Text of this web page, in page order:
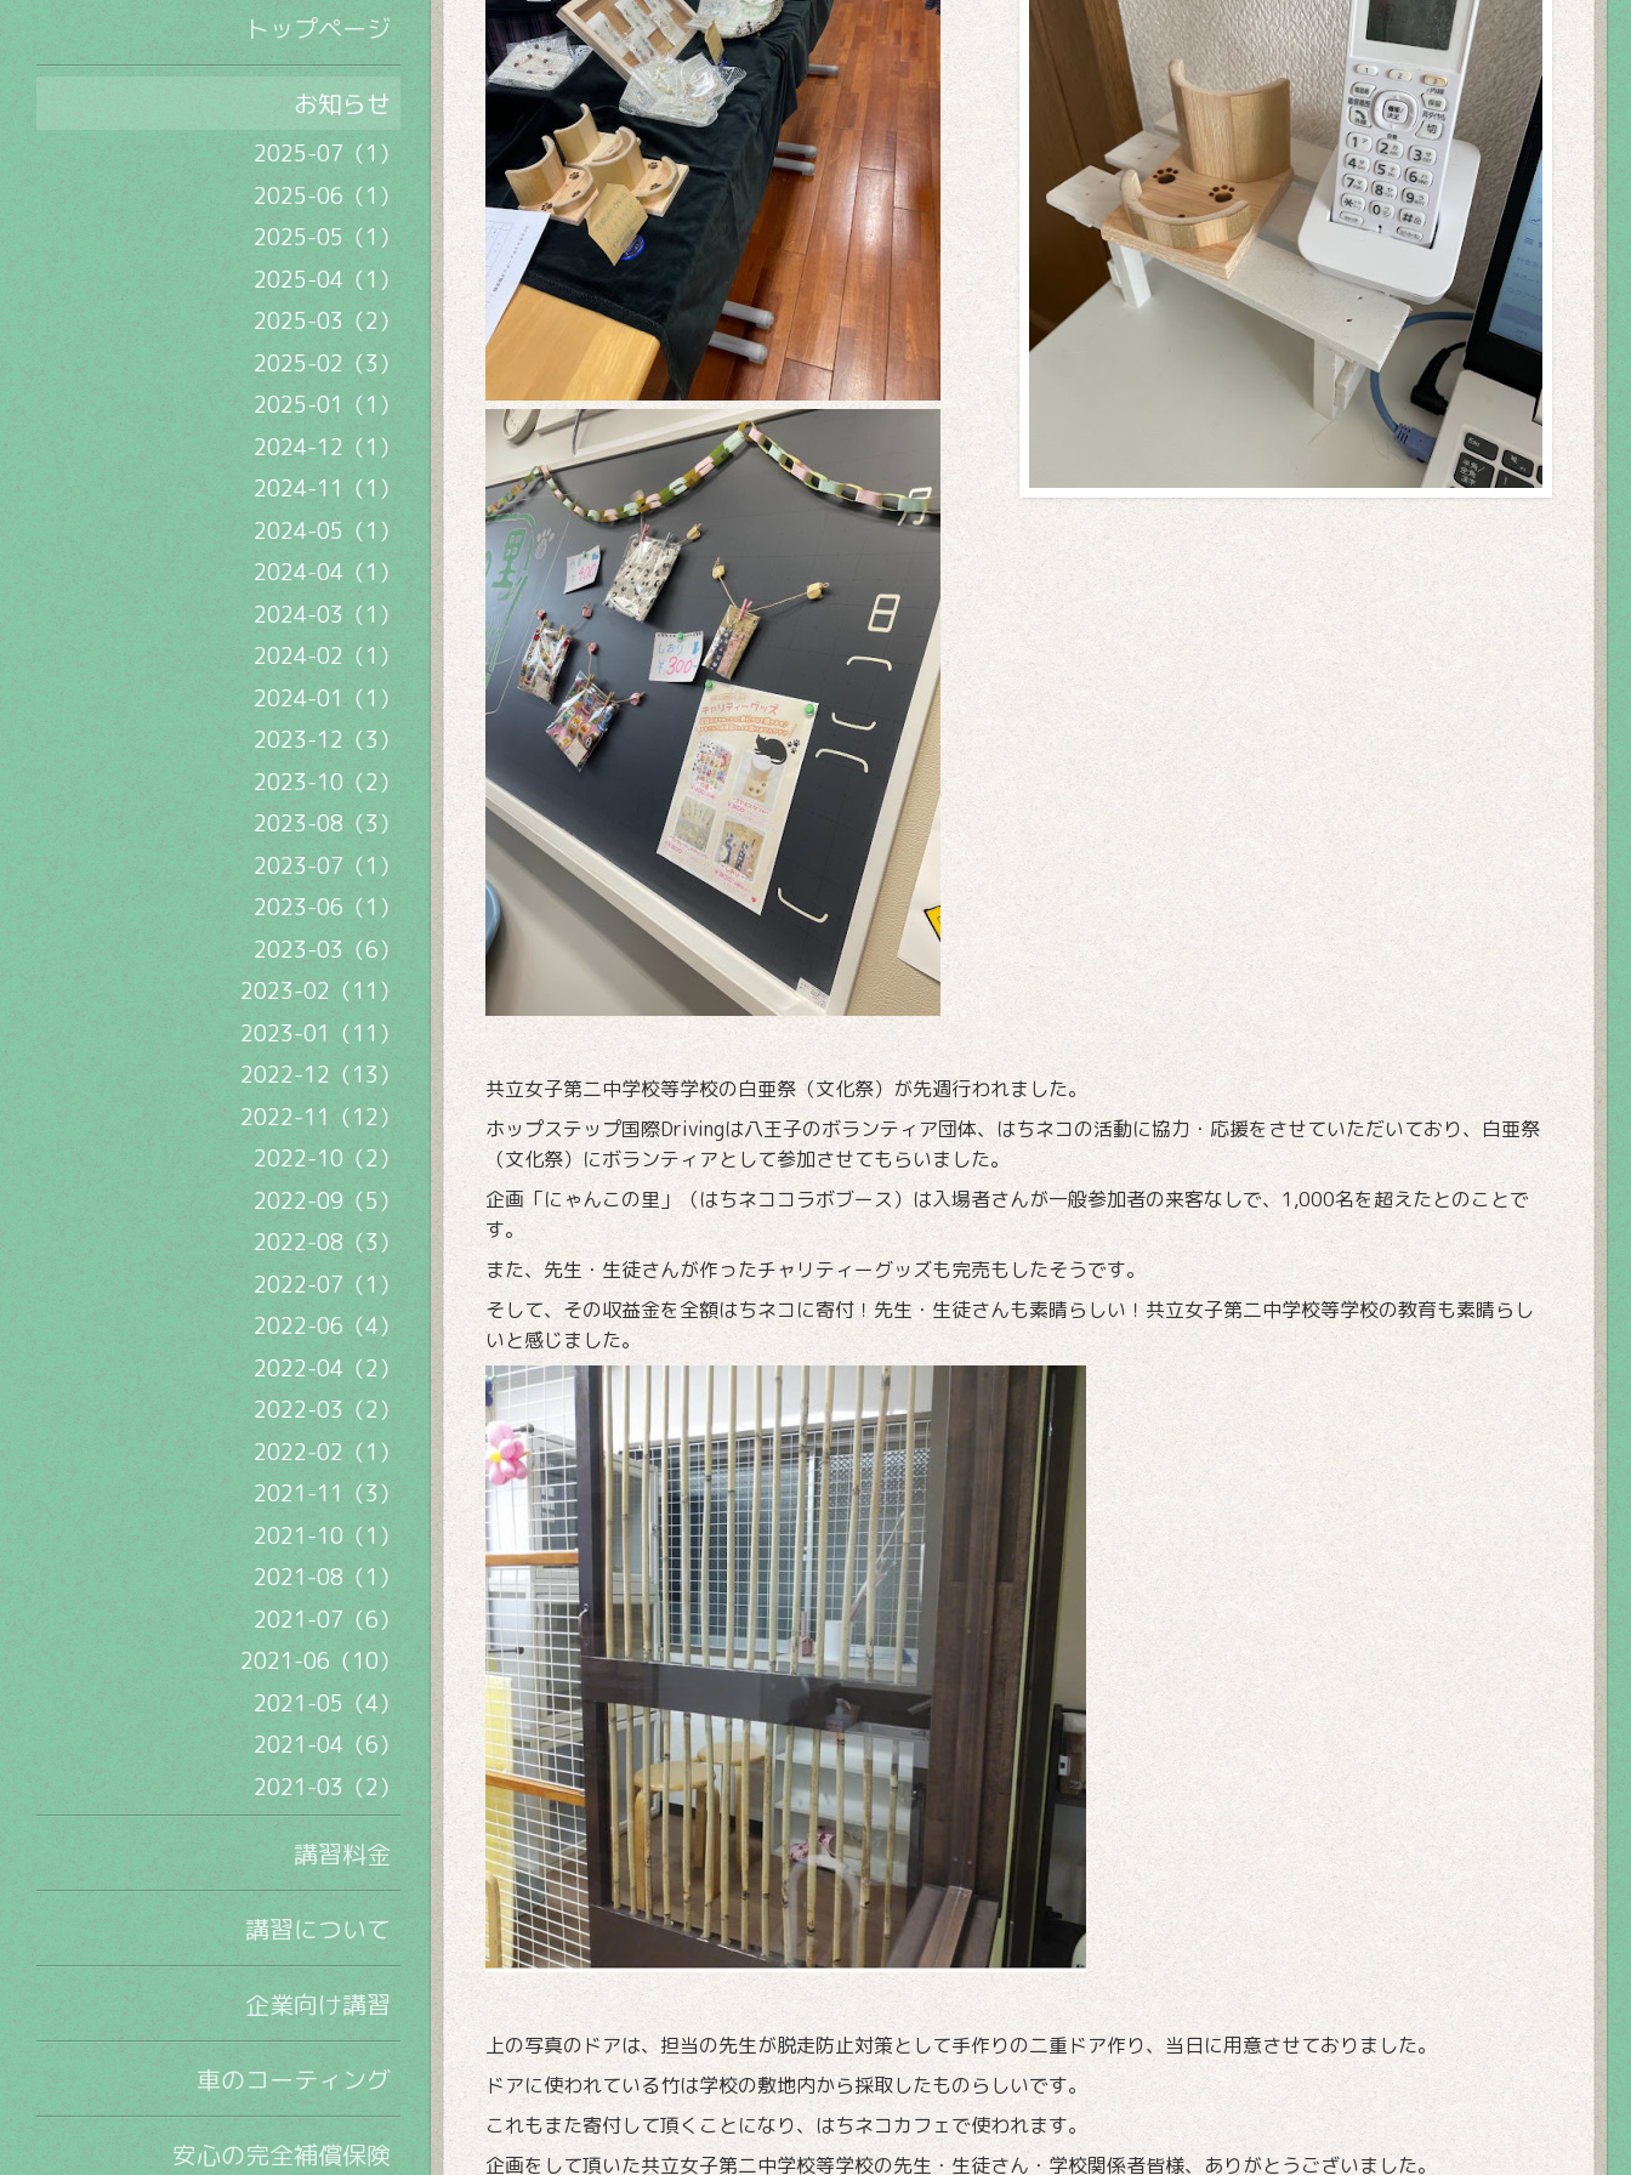
共立女子第二中学校等学校の白亜祭（文化祭）が先週行われました。
ホップステップ国際Drivingは八王子のボランティア団体、はちネコの活動に協力・応援をさせていただいており、白亜祭
（文化祭）にボランティアとして参加させてもらいました。
企画「にゃんこの里」（はちネココラボブース）は入場者さんが一般参加者の来客なしで、1,000名を超えたとのことで
す。
また、先生・生徒さんが作ったチャリティーグッズも完売もしたそうです。
そして、その収益金を全額はちネコに寄付！先生・生徒さんも素晴らしい！共立女子第二中学校等学校の教育も素晴らし
いと感じました。
上の写真のドアは、担当の先生が脱走防止対策として手作りの二重ドア作り、当日に用意させておりました。
ドアに使われている竹は学校の敷地内から採取したものらしいです。
これもまた寄付して頂くことになり、はちネコカフェで使われます。
企画をして頂いた共立女子第二中学校等学校の先生・生徒さん・学校関係者皆様、ありがとうございました。
トップページ
お知らせ
2025-07（1）
2025-06（1）
2025-05（1）
2025-04（1）
2025-03（2）
2025-02（3）
2025-01（1）
2024-12（1）
2024-11（1）
2024-05（1）
2024-04（1）
2024-03（1）
2024-02（1）
2024-01（1）
2023-12（3）
2023-10（2）
2023-08（3）
2023-07（1）
2023-06（1）
2023-03（6）
2023-02（11）
2023-01（11）
2022-12（13）
2022-11（12）
2022-10（2）
2022-09（5）
2022-08（3）
2022-07（1）
2022-06（4）
2022-04（2）
2022-03（2）
2022-02（1）
2021-11（3）
2021-10（1）
2021-08（1）
2021-07（6）
2021-06（10）
2021-05（4）
2021-04（6）
2021-03（2）
講習料金
講習について
企業向け講習
車のコーティング
安心の完全補償保険